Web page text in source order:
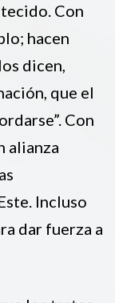
Con
hacen
dicen,
que el
Con
alianza
Incluso
dar fuerza a